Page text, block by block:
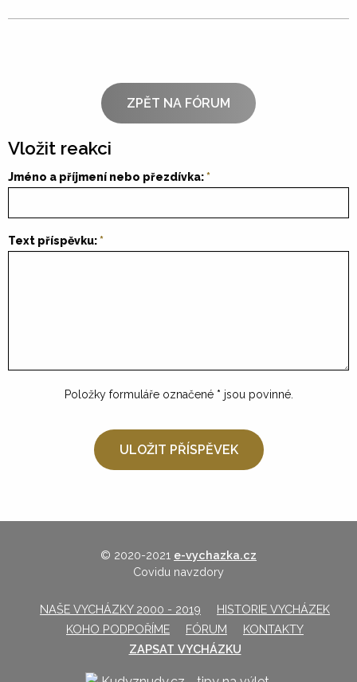
ZPĚT NA FÓRUM
Vložit reakci
Jméno a příjmení nebo přezdívka:
Text příspěvku:
Položky formuláře označené * jsou povinné.
© 2020-2021 e-vychazka.cz
Covidu navzdory
NAŠE VYCHÁZKY 2000 - 2019
HISTORIE VYCHÁZEK
KOHO PODPOŘÍME
FÓRUM
KONTAKTY
ZAPSAT VYCHÁZKU